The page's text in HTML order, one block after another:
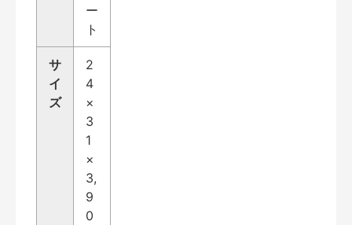
ー
ト
サ
イ
ズ
2
4
×
3
1
×
3,
9
0